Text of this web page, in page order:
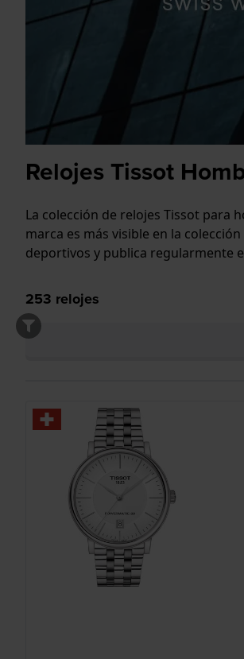
Relojes Tissot
La colección de relojes Tissot para
marca es más visible en la
deportivos y publica regularmente
253 relojes